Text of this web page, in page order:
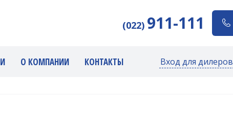
(022) 911-111
О КОМПАНИИ КОНТАКТЫ Вход для дилеров